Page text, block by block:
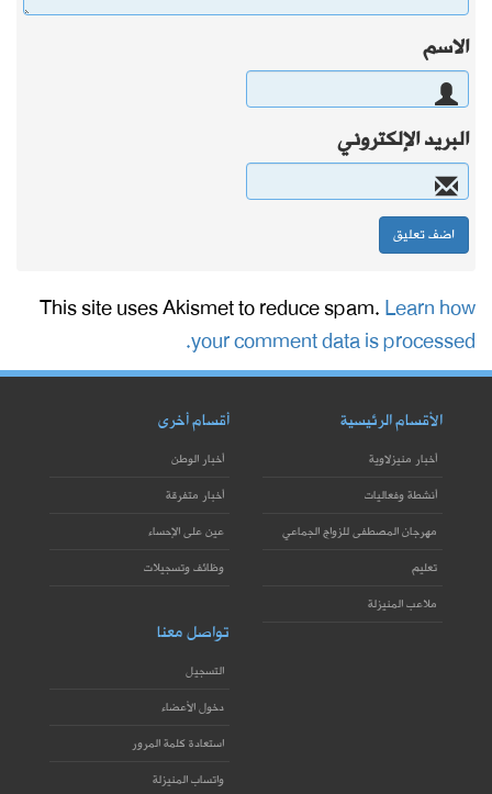
الاسم
البريد الإلكتروني
This site uses Akismet to reduce spam.Learn how
your comment data is processed.
الأقسام الرئيسية
أخبار منيزلاوية
أنشطة وفعاليات
مهرجان المصطفى للزواج الجماعي
تعليم
ملاعب المنيزلة
أقسام أخرى
أخبار الوطن
أخبار متفرقة
عين على الإحساء
وظائف وتسجيلات
تواصل معنا
التسجيل
دخول الأعضاء
استعادة كلمة المرور
واتساب المنيزلة